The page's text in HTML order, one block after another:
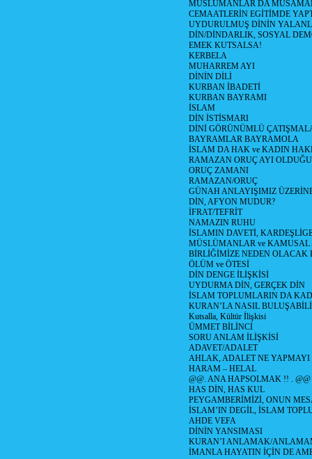
MÜSLÜMANLAR DA
CEMAATLERİN EGİTİMDE
UYDURULMUŞ DİNİN
DİN/DİNDARLIK, SOSYAL
EMEK KUTSALSA!
KERBELA
MUHARREM AYI
DİNİN DİLİ
KURBAN İBADETİ
KURBAN BAYRAMI
İSLAM
DİN İSTİSMARI
DİNİ GÖRÜNÜMLÜ
BAYRAMLAR BAYRAMOLA
İSLAM DA HAK ve KADIN
RAMAZAN ORUÇ AYI
ORUÇ ZAMANI
RAMAZAN/ORUÇ
GÜNAH ANLAYIŞIMIZ
DİN, AFYON MUDUR?
İFRAT/TEFRİT
NAMAZIN RUHU
İSLAMIN DAVETİ,
MÜSLÜMANLAR ve KAMUSAL
BİRLİĞİMİZE NEDEN OLACAK
ÖLÜM ve ÖTESİ
DİN DENGE İLİŞKİSİ
UYDURMA DİN, GERÇEK DİN
İSLAM TOPLUMLARIN DA
KURAN’LA NASIL
Kutsalla, Kültür İlişkisi
ÜMMET BİLİNCİ
SORU ANLAM İLİŞKİSİ
ADAVET/ADALET
AHLAK, ADALET NE YAPMAYI
HARAM – HELAL
@@. ANA HAPSOLMAK !! . @@
HAS DİN, HAS KUL
PEYGAMBERİMİZİ, ONUN
İSLAM’IN DEGİL, İSLAM
AHDE VEFA
DİNİN YANSIMASI
KURAN’I ANLAMAK/
İMANLA HAYATIN İÇİN DE